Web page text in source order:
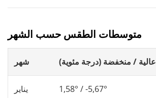
متوسطات الطقس حسب الشهر
شهر عالية / منخفضة (درجة مئوية)
يناير 1,58° / -5,67°